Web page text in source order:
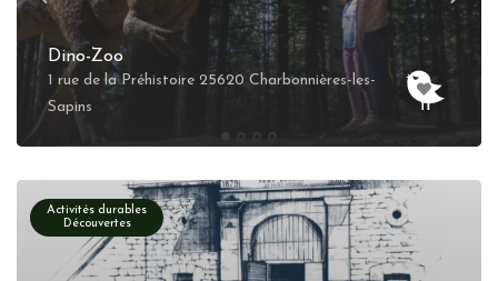
Dino-Zoo
1 rue de la Préhistoire 25620 Charbonnières-les-
Sapins
Activités durables
Découvertes